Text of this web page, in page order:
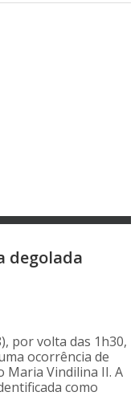
degolada
por volta das 1h30,
ocorrência de
Maria Vindilina II. A
como